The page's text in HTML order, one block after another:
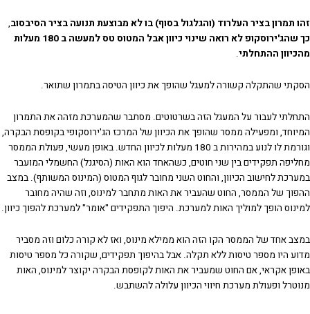
זהו תמרון בציר העלרוד (והגלגול בסוף) בו לא מבוצעת תנועה בציר הסיבסוב,
כך שהג'ירוסקופ לא רואה שינוי כיוון אבל המטוס טס למעשה ב 180 מעלות
מהכיוון ההתחלתי.
הסקתי שהתקלה קשורה למעגל שהופך את כיוון הטיסה בתמרון שתואר.
התחלתי לעבור על המעגל הזה בשרטוטים. מסתבר שהמערכת מזהה את התמרון
המיוחד, ומפעילה ממסר שהופך את הכיוון של המרכז הג'ירוסקופי בקופסת הבקרה,
וגורמת לו לנוע במהירות ב 180 מעלות לכיוון החדש. באופן מעשי, פעולת הממסר
מחליפה תפקידים בין שני חוטים, כשהאחד הוא האות (הסיגנל) החשמלי המועבר
במערכת לחישוב הכיוון, והחוט השני מחובר לגוף המטוס (המינוס המשותף). במצב
ההפוך של הממסר, החוט שהעביר את האות מתחבר למינוס, וזה שהיה מחובר
למינוס הופך למוליך האות למערכת. היפוך התפקידים "אומר" למערכת להפוך כיוון.
במצב אחד של הממסר הקו הזה הוא ממילא מינוס, ואז לא קורה כלום וזה מסביר
מדוע היו מספר טיסות ללא תקלה. אבל בהיפוך תפקידים, שקורה כל מספר טיסות
באופן אקראי, אם החוט שמעביר את האות לקופסת הבקרה יקוצר למינוס, האות
מנוטרל ופעולת מערכת חיווי הכיוון עלולה להשתבש.